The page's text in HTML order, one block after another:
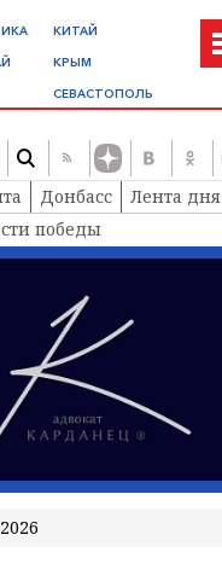
КИТАЙ
КРЫМ
СЕВАСТОПОЛЬ
Донбасс
Лента дня
победы